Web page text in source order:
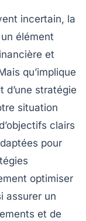
incertain, la
élément
et
qu’implique
d’une stratégie
situation
clairs
pour
optimiser
assurer un
et de